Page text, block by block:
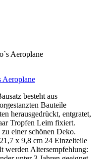
Aeroplane
besteht aus
Bauteile
herausgedrückt, entgratet,
Tropfen Leim fixiert.
einer schönen Deko.
x 9,8 cm 24 Einzelteile
werden Altersempfehlung: